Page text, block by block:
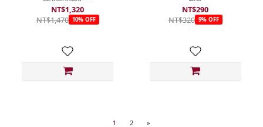
NT$1,320
NT$1,470 10% OFF
NT$290
NT$320 9% OFF
1 2 »